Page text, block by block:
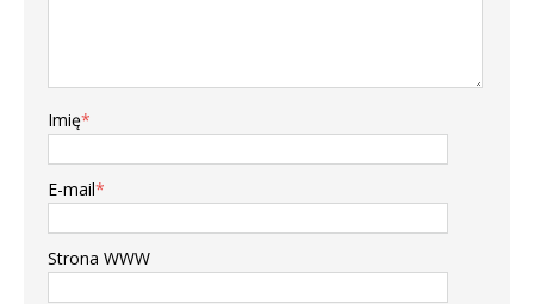
Imię*
E-mail*
Strona WWW